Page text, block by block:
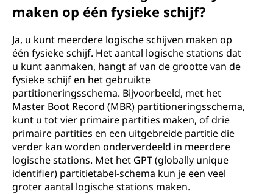
maken op één fysieke schijf?
Ja, u kunt meerdere logische schijven maken op
één fysieke schijf. Het aantal logische stations dat
u kunt aanmaken, hangt af van de grootte van de
fysieke schijf en het gebruikte
partitioneringsschema. Bijvoorbeeld, met het
Master Boot Record (MBR) partitioneringsschema,
kunt u tot vier primaire partities maken, of drie
primaire partities en een uitgebreide partitie die
verder kan worden onderverdeeld in meerdere
logische stations. Met het GPT (globally unique
identifier) partitietabel-schema kun je een veel
groter aantal logische stations maken.